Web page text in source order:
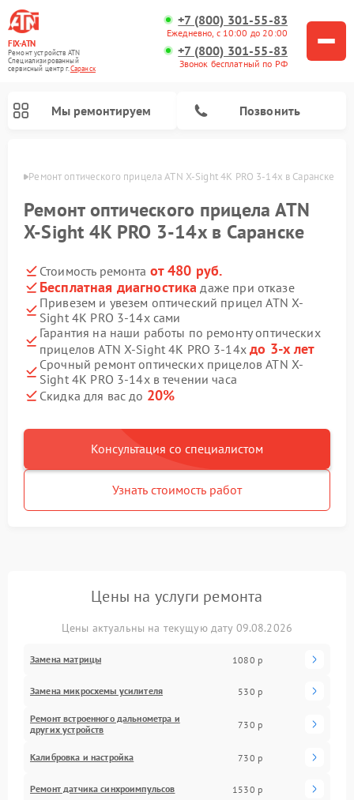
FIX-ATN
Ремонт устройств ATN
Специализированный
cервисный центр г.Саранск
+7 (800) 301-55-83
Ежедневно, с 10:00 до 20:00
+7 (800) 301-55-83
Звонок бесплатный по РФ
Мы ремонтируем Позвонить
Ремонт оптического прицела ATN X-Sight 4K PRO 3-14x в Саранске
Ремонт оптического прицела ATN
X-Sight 4K PRO 3-14x в Саранске
Стоимость ремонта от 480 руб.
Бесплатная диагностика даже при отказе
Привезем и увезем оптический прицел ATN X-
Sight 4K PRO 3-14x сами
Гарантия на наши работы по ремонту оптических
прицелов ATN X-Sight 4K PRO 3-14xдо 3-х лет
Срочный ремонт оптических прицелов ATN X-
Sight 4K PRO 3-14x в течении часа
Скидка для вас до 20%
Консультация со специалистом
Узнать стоимость работ
Цены на услуги ремонта
Цены актуальны на текущую дату 09.08.2026
Замена матрицы 1080 р
Замена микросхемы усилителя 530 р
Ремонт встроенного дальнометра и
других устройств
730 р
Калибровка и настройка 730 р
Ремонт датчика синхроимпульсов 1530 р